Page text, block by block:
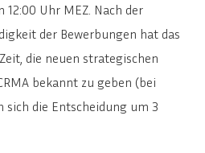
12:00 Uhr MEZ. Nach der
der Bewerbungen hat das
die neuen strategischen
bekannt zu geben (bei
sich die Entscheidung um 3